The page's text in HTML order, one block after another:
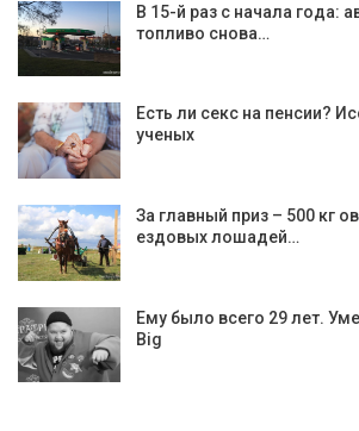
В 15-й раз с начала года:
топливо снова…
Есть ли секс на пенсии?
ученых
За главный приз – 500 кг
ездовых лошадей…
Ему было всего 29 лет.
Big